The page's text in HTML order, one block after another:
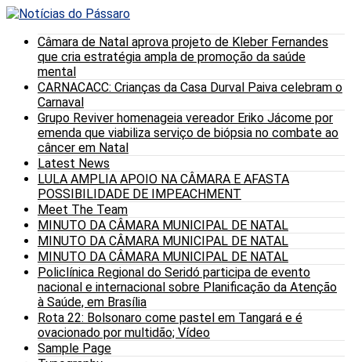
Câmara de Natal aprova projeto de Kleber Fernandes
que cria estratégia ampla de promoção da saúde
mental
CARNACACC: Crianças da Casa Durval Paiva celebram o
Carnaval
Grupo Reviver homenageia vereador Eriko Jácome por
emenda que viabiliza serviço de biópsia no combate ao
câncer em Natal
Latest News
LULA AMPLIA APOIO NA CÂMARA E AFASTA
POSSIBILIDADE DE IMPEACHMENT
Meet The Team
MINUTO DA CÂMARA MUNICIPAL DE NATAL
MINUTO DA CÂMARA MUNICIPAL DE NATAL
MINUTO DA CÂMARA MUNICIPAL DE NATAL
Policlínica Regional do Seridó participa de evento
nacional e internacional sobre Planificação da Atenção
à Saúde, em Brasília
Rota 22: Bolsonaro come pastel em Tangará e é
ovacionado por multidão; Vídeo
Sample Page